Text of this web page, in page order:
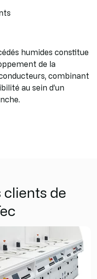
humides constitue
de la
combinant
au sein d’un
clients de